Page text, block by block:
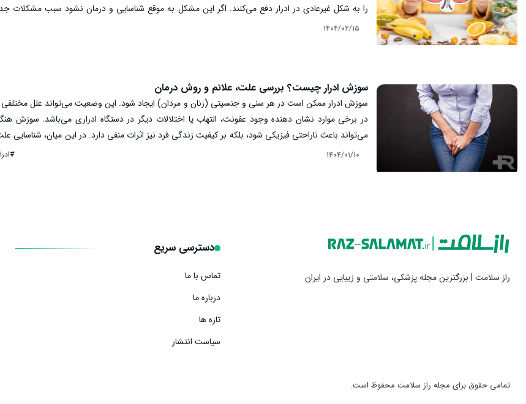
را به شکل غیرعادی در ادرار دفع می‌کنند. اگر این مشکل به موقع شناسایی و درمان نشود سبب مشکلات
نارسایی کلیوی می‌شود. در این میان، رژیم غذایی نقش مهمی در کاهش دفع پروتئین از کلیه‌ها دارد. ولی سوال
۱۴۰۴/۰۲/۱۵
سوزش ادرار چیست؟ بررسی علت، علائم و روش درمان
سوزش ادرار ممکن است در هر سنی و جنسیتی (زنان و مردان) ایجاد شود. این وضعیت می‌تواند علل مختلفی
در برخی موارد نشان دهنده وجود عفونت، التهاب یا اختلالات دیگر در دستگاه ادراری می‌باشد. سوزش
می‌تواند باعث ناراحتی فیزیکی شود، بلکه بر کیفیت زندگی فرد نیز اثرات منفی دارد. در این میان،
ادرار و انتخاب روش‌های درمانی مناسب، از اهمیت زیادی برخوردار است. در ادامه به بررسی راهکار درمانی،
۱۴۰۴/۰۱/۱۰
راز سلامت | بزرگترین مجله پزشکی، سلامتی و زیبایی در ایران
دسترسی سریع
تماس با ما
درباره ما
تازه ها
سیاست انتشار
تمامی حقوق برای مجله راز سلامت محفوظ است.